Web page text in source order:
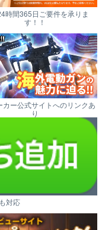
時間365日ご要件を承りま
す！！
カー公式サイトへのリンクあ
り
対応